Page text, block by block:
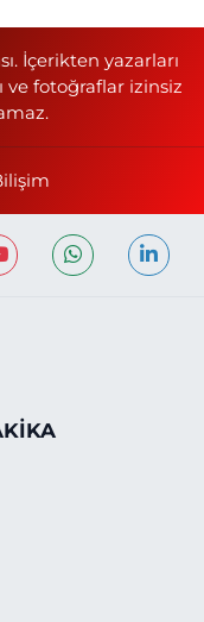
İçerikten yazarları
ve fotoğraflar izinsiz